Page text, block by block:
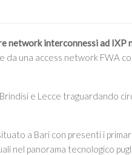
interconnessi ad IXP
da una access network FWA
e Lecce traguardando
a Bari con presenti i
nel panorama tecnologico